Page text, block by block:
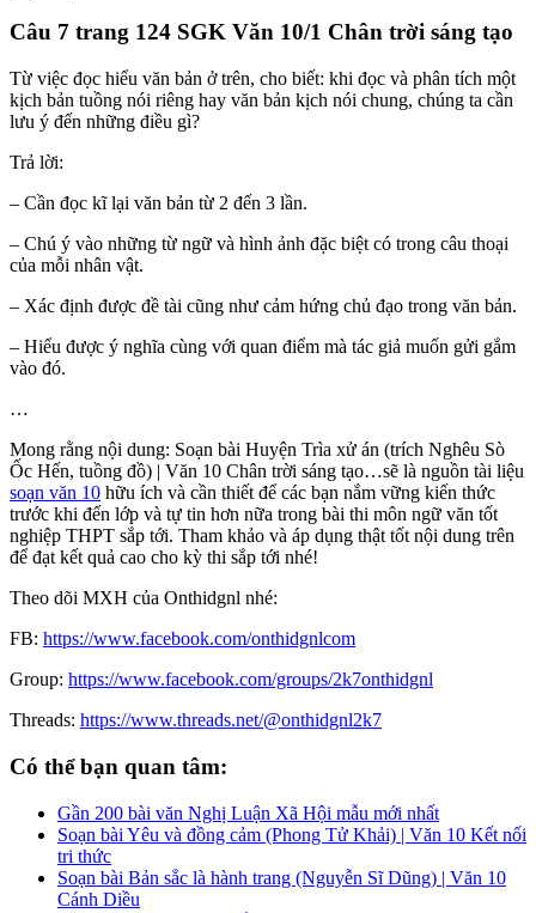
Câu 7 trang 124 SGK Văn 10/1 Chân trời sáng tạo
Từ việc đọc hiểu văn bản ở trên, cho biết: khi đọc và phân tích một
kịch bản tuồng nói riêng hay văn bản kịch nói chung, chúng ta cần
lưu ý đến những điều gì?
Trả lời:
– Cần đọc kĩ lại văn bản từ 2 đến 3 lần.
– Chú ý vào những từ ngữ và hình ảnh đặc biệt có trong câu thoại
của mỗi nhân vật.
– Xác định được đề tài cũng như cảm hứng chủ đạo trong văn bản.
– Hiểu được ý nghĩa cùng với quan điểm mà tác giả muốn gửi gắm
vào đó.
…
Mong rằng nội dung: Soạn bài Huyện Trìa xử án (trích Nghêu Sò
Ốc Hến, tuồng đồ) | Văn 10 Chân trời sáng tạo…sẽ là nguồn tài liệu
soạn văn 10 hữu ích và cần thiết để các bạn nắm vững kiến thức
trước khi đến lớp và tự tin hơn nữa trong bài thi môn ngữ văn tốt
nghiệp THPT sắp tới. Tham khảo và áp dụng thật tốt nội dung trên
để đạt kết quả cao cho kỳ thi sắp tới nhé!
Theo dõi MXH của Onthidgnl nhé:
FB: https://www.facebook.com/onthidgnlcom
Group: https://www.facebook.com/groups/2k7onthidgnl
Threads: https://www.threads.net/@onthidgnl2k7
Có thể bạn quan tâm:
Gần 200 bài văn Nghị Luận Xã Hội mẫu mới nhất
Soạn bài Yêu và đồng cảm (Phong Tử Khải) | Văn 10 Kết nối
tri thức
Soạn bài Bản sắc là hành trang (Nguyễn Sĩ Dũng) | Văn 10
Cánh Diều